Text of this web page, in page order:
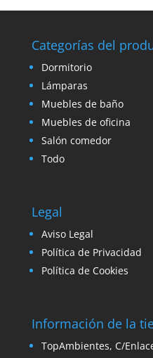
Categorías del
Dormitorio
Lámparas
Muebles de baño
Muebles de oficina
Salón comedor
Todo
Legal
Aviso Legal
Política de Privacidad
Política de Cookies
Información de la
TopAmbientes, C/